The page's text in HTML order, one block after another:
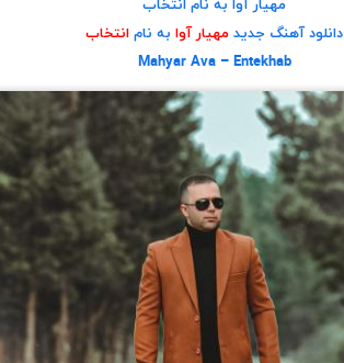
مهیار آوا به نام انتخاب
دانلود آهنگ جدیدمهیار آوابه نام انتخاب
Mahyar Ava – Entekhab